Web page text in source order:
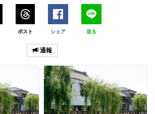
ポスト シェア 送る
通報